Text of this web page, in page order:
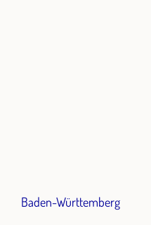
Baden-Württemberg